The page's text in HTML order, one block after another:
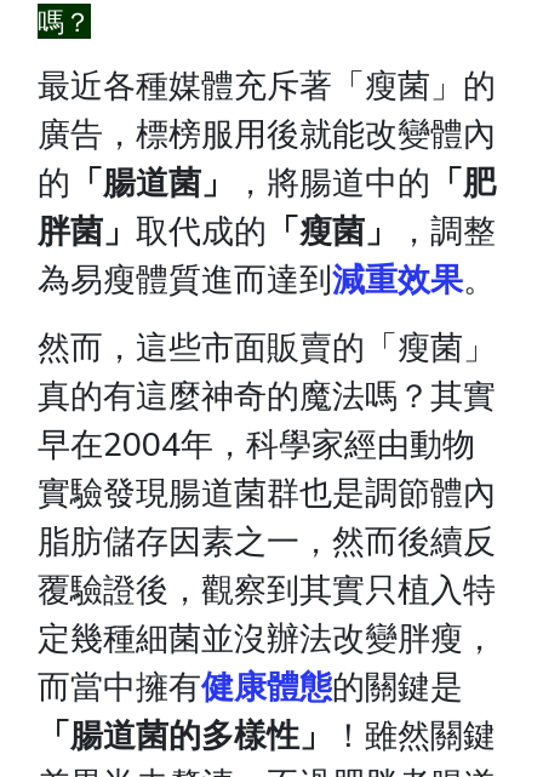
嗎？
最近各種媒體充斥著「瘦菌」的
廣告，標榜服用後就能改變體內
的 「腸道菌」 ，將腸道中的 「肥
胖菌」取代成的 「瘦菌」
，調整
為易瘦體質進而達到減重效果。
然而，這些市面販賣的「瘦菌」
真的有這麼神奇的魔法嗎？其實
早在2004年，科學家經由動物
實驗發現腸道菌群也是調節體內
脂肪儲存因素之一，然而後續反
覆驗證後，觀察到其實只植入特
定幾種細菌並沒辦法改變胖瘦，
而當中擁有健康體態的關鍵是
「腸道菌的多樣性」
！雖然關鍵